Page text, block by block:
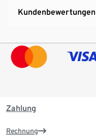
Kundenbewertungen
Zahlung
Rechnung